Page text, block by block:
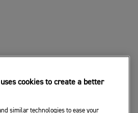
cookies to create a better
similar technologies to ease your